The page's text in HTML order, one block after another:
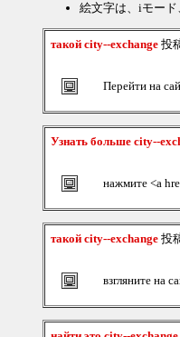
絵文字は、iモード
такой city--exchange 投
Перейти на
Узнать больше city--
нажмите <a
такой city--exchange 投
взгляните на